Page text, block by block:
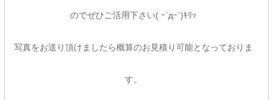
のでぜひご活用下さい( ｰ`дｰ´)ｷﾘｯ
写真をお送り頂けましたら概算のお見積り可能となっておりま
す。